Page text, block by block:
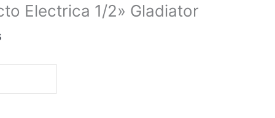
Electrica 1/2» Gladiator